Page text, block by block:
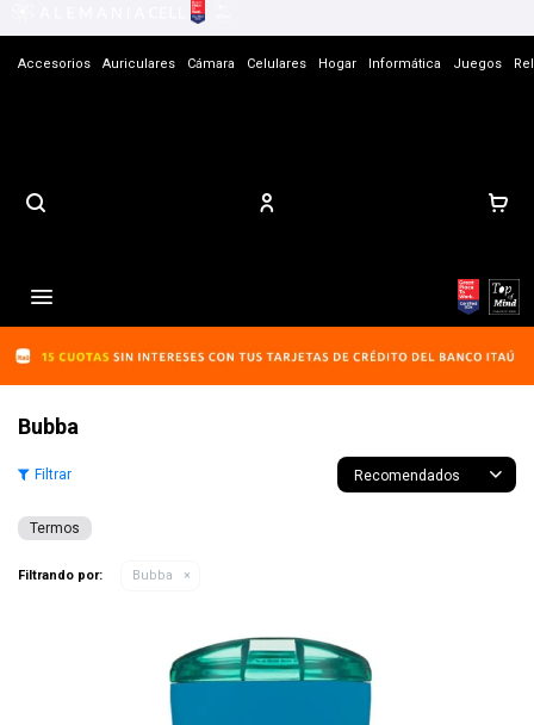
Accesorios Auriculares Cámara Celulares Hogar Informática Juegos

Bubba
Recomendados
Termos
Filtrando por: Bubba